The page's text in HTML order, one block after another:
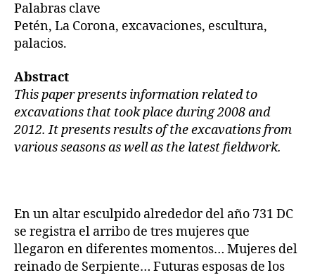
Palabras clave
Petén, La Corona, excavaciones, escultura,
palacios.
Abstract
This paper presents information related to
excavations that took place during 2008 and
2012. It presents results of the excavations from
various seasons as well as the latest fieldwork.
En un altar esculpido alrededor del año 731 DC
se registra el arribo de tres mujeres que
llegaron en diferentes momentos… Mujeres del
reinado de Serpiente… Futuras esposas de los